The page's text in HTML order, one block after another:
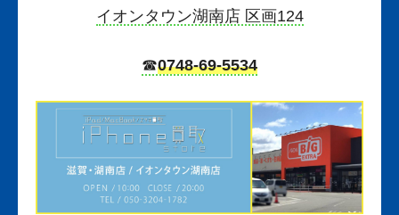
イオンタウン湖南店 区画124
☎︎0748-69-5534